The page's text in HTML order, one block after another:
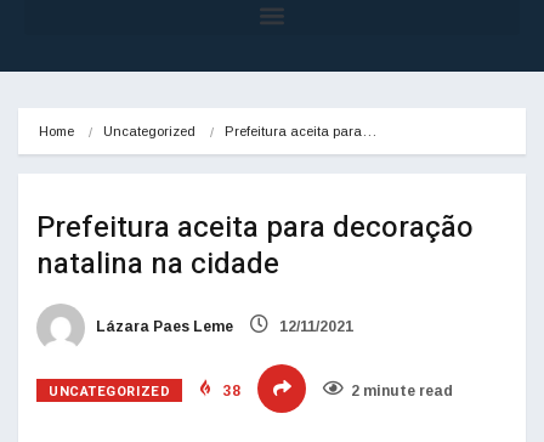
Home Uncategorized Prefeitura aceita para…
Prefeitura aceita para decoração
natalina na cidade
Lázara Paes Leme 12/11/2021
UNCATEGORIZED 38 2 minute read